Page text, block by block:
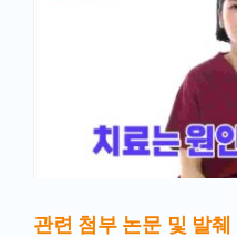
관련 첨부 논문 및 발췌